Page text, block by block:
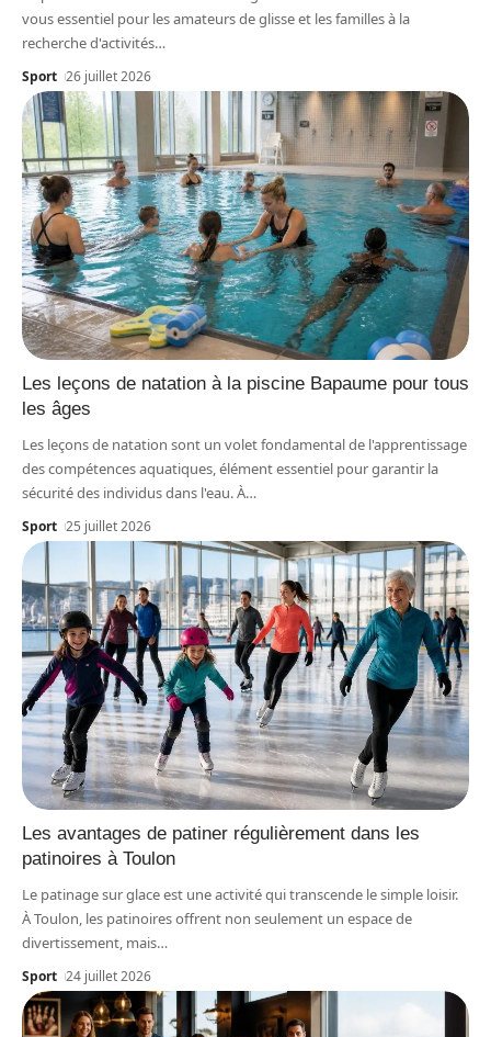
vous essentiel pour les amateurs de glisse et les familles à la
recherche d'activités…
Sport 26 juillet 2026
Les leçons de natation à la piscine Bapaume pour tous
les âges
Les leçons de natation sont un volet fondamental de l'apprentissage
des compétences aquatiques, élément essentiel pour garantir la
sécurité des individus dans l'eau. À…
Sport 25 juillet 2026
Les avantages de patiner régulièrement dans les
patinoires à Toulon
Le patinage sur glace est une activité qui transcende le simple loisir.
À Toulon, les patinoires offrent non seulement un espace de
divertissement, mais…
Sport 24 juillet 2026